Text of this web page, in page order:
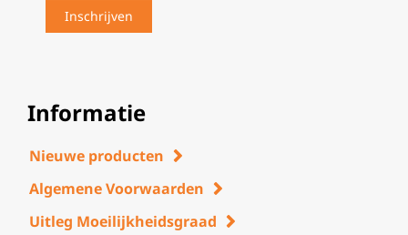
Informatie
Nieuwe producten
Algemene Voorwaarden
Uitleg Moeilijkheidsgraad